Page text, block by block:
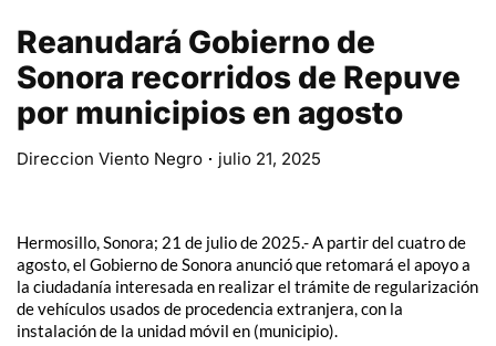
Reanudará Gobierno de
Sonora recorridos de Repuve
por municipios en agosto
Direccion Viento Negro julio 21, 2025
Hermosillo, Sonora; 21 de julio de 2025.- A partir del cuatro de
agosto, el Gobierno de Sonora anunció que retomará el apoyo a
la ciudadanía interesada en realizar el trámite de regularización
de vehículos usados de procedencia extranjera, con la
instalación de la unidad móvil en (municipio).